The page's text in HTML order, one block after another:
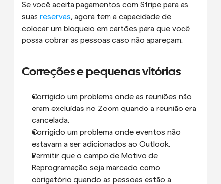
Se você aceita pagamentos com Stripe para as
suas reservas, agora tem a capacidade de
colocar um bloqueio em cartões para que você
possa cobrar as pessoas caso não apareçam.
Correções e pequenas vitórias
Corrigido um problema onde as reuniões não
eram excluídas no Zoom quando a reunião era
cancelada.
Corrigido um problema onde eventos não
estavam a ser adicionados ao Outlook.
Permitir que o campo de Motivo de
Reprogramação seja marcado como
obrigatório quando as pessoas estão a